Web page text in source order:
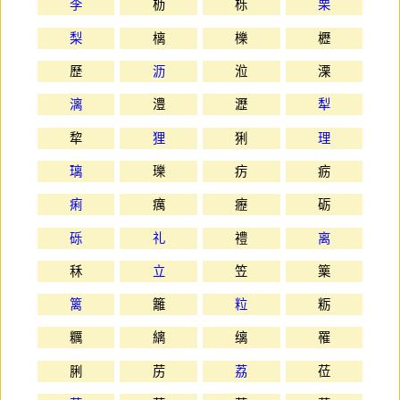
李 枥 栎 栗
梨 樆 櫟 櫪
歷 沥 涖 溧
漓 澧 瀝 犁
犂 狸 猁 理
璃 瓅 疠 疬
痢 癘 癧 砺
砾 礼 禮 离
秝 立 笠 篥
篱 籬 粒 粝
糲 縭 缡 罹
脷 苈 荔 莅